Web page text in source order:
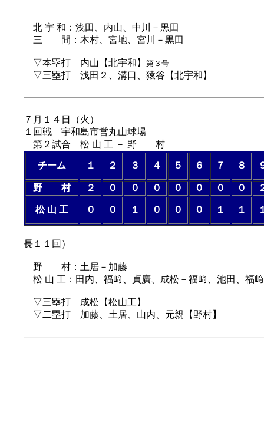
北 宇 和：浅田、内山、中川－黒田
三 間：木村、宮地、宮川－黒田
▽本塁打 内山【北宇和】 第３号
▽三塁打 浅田２、溝口、猿谷【北宇和】
７月１４日（火 ）
１回戦 宇和島市営丸山球場
第２試合 松 山 工 － 野 村
チーム １ ２ ３ ４ ５ ６ ７ ８
野 村 ２ ０ ０ ０ ０ ０ ０ ０
松 山 工 ０ ０ １ ０ ０ ０ １ １
長１１回）
野 村：土居－加藤
松 山 工：田内、福﨑、貞廣、成松－福﨑、池田、福﨑
▽三塁打 成松【松山工】
▽二塁打 加藤、土居、山内、元親【野村】